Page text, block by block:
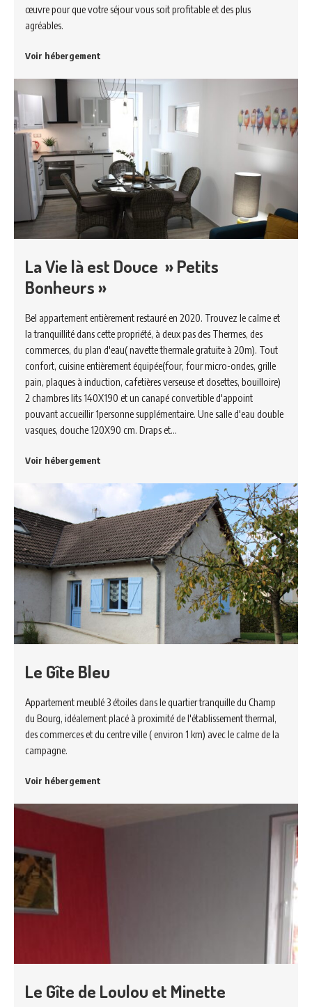
œuvre pour que votre séjour vous soit profitable et des plus
agréables.
Voir hébergement
La Vie là est Douce » Petits
Bonheurs »
Bel appartement entièrement restauré en 2020. Trouvez le calme et
la tranquillité dans cette propriété, à deux pas des Thermes, des
commerces, du plan d'eau( navette thermale gratuite à 20m). Tout
confort, cuisine entièrement équipée(four, four micro-ondes, grille
pain, plaques à induction, cafetières verseuse et dosettes, bouilloire)
2 chambres lits 140X190 et un canapé convertible d'appoint
pouvant accueillir 1personne supplémentaire. Une salle d'eau double
vasques, douche 120X90 cm. Draps et…
Voir hébergement
Le Gîte Bleu
Appartement meublé 3 étoiles dans le quartier tranquille du Champ
du Bourg, idéalement placé à proximité de l'établissement thermal,
des commerces et du centre ville ( environ 1 km) avec le calme de la
campagne.
Voir hébergement
Le Gîte de Loulou et Minette